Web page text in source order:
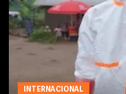
INTERNACIONAL